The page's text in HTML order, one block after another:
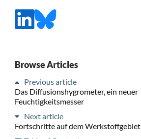
Browse Articles
Previous article
Das Diffusionshygrometer, ein neuer
Feuchtigkeitsmesser
Next article
Fortschritte auf dem Werkstoffgebiet